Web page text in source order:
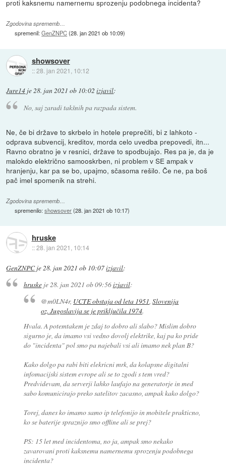
proti kaksnemu namernemu sprozenju podobnega incidenta?
Zgodovina sprememb…
spremenil:GenZNPC(28. jan 2021 ob 10:09)
showsover
::28. jan 2021, 10:12
Jure14 je28. jan 2021 ob 10:02 izjavil:
No, saj zaradi takšnih pa razpada sistem.
Ne, če bi države to skrbelo in hotele preprečiti, bi z lahkoto -
odprava subvencij, kreditov, morda celo uvedba prepovedi, itn...
Ravno obratno je v resnici, države to spodbujajo. Res pa je, da je
malokdo električno samooskrben, ni problem v SE ampak v
hranjenju, kar pa se bo, upajmo, sčasoma rešilo. Če ne, pa boš
pač imel spomenik na strehi.
Zgodovina sprememb…
spremenilo:showsover(28. jan 2021 ob 10:17)
hruske
::28. jan 2021, 10:14
GenZNPCje28. jan 2021 ob 10:07izjavil:
hruskeje28. jan 2021 ob 09:56izjavil:
@m0LN4r, UCTE obstaja od leta 1951,Slovenija
oz. Jugoslavija se je priključila 1974.
Hvala. A potemtakem je zdaj to dobro ali slabo? Mislim dobro
sigurno je, da imamo vsi vedno dovolj elektrike, kaj pa ko pride
do "incidenta" pol smo pa najebali vsi ali imamo nek plan B?
Kako dolgo pa rabi biti elekricni mrk, da kolapsne digitalni
infomacijski sistem evrope ali se to zgodi s tem vred?
Predvidevam, da serverji lahko laufajo na generatorje in med
sabo komunicirajo preko satelitov zacasno, ampak kako dolgo?
Torej, danes ko imamo samo ip telefonijo in mobitele prakticno,
ko se baterije spraznijo smo offline ali se prej?
PS: 15 let med incidentoma, no ja, ampak smo nekako
zavarovani proti kaksnemu namernemu sprozenju podobnega
incidenta?